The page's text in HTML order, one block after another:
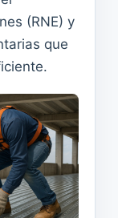
(RNE) y
que